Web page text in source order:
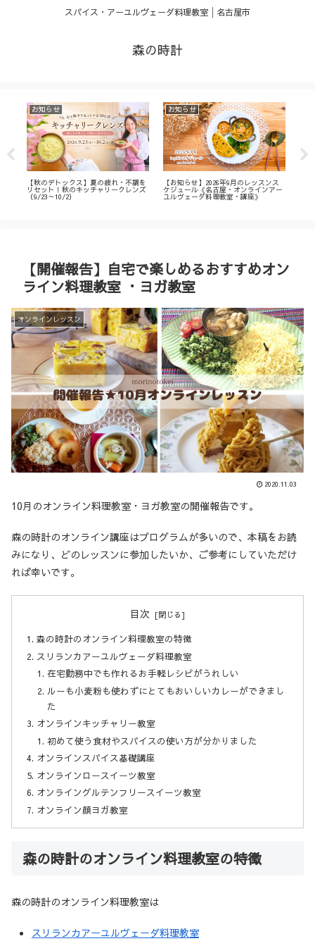
スパイス・アーユルヴェーダ料理教室│名古屋市
森の時計
お知らせ
【秋のデトックス】夏の疲れ・不調を
リセット！秋のキッチャリークレンズ
（9/23～10/2）
お知らせ
【お知らせ】2026年9月のレッスンス
ケジュール《名古屋・オンラインアー
ユルヴェーダ料理教室・講座》
【開催報告】自宅で楽しめるおすすめオン
ライン料理教室 ・ヨガ教室
オンラインレッスン
2020.11.03
10月のオンライン料理教室・ヨガ教室の開催報告です。
森の時計のオンライン講座はプログラムが多いので、本稿をお読
みになり、どのレッスンに参加したいか、ご参考にしていただけ
れば幸いです。
目次
森の時計のオンライン料理教室の特徴
スリランカアーユルヴェーダ料理教室
在宅勤務中でも作れるお手軽レシピがうれしい
ルーも小麦粉も使わずにとてもおいしいカレーができまし
た
オンラインキッチャリー教室
初めて使う食材やスパイスの使い方が分かりました
オンラインスパイス基礎講座
オンラインロースイーツ教室
オンライングルテンフリースイーツ教室
オンライン顔ヨガ教室
森の時計のオンライン料理教室の特徴
森の時計のオンライン料理教室は
スリランカアーユルヴェーダ料理教室